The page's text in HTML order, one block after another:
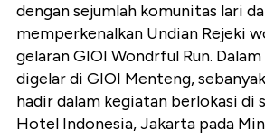
dengan sejumlah komunitas lari
memperkenalkan Undian Rejeki
gelaran GIOI Wondrful Run.
digelar di GIOI Menteng,
hadir dalam kegiatan berlokasi di
Hotel Indonesia, Jakarta pada